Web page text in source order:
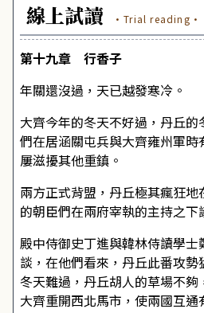
線上試讀 ·Trial reading·
第十九章 行香子
年關還沒過，天已越發寒冷。
大齊今年的冬天不好過，丹丘
們在居涵關屯兵與大齊雍州軍
屢滋擾其他重鎮。
兩方正式背盟，丹丘極其瘋狂
的朝臣們在兩府宰執的主持之下
殿中侍御史丁進與韓林侍讀學士
談，在他們看來，丹丘此番攻
冬天難過，丹丘胡人的草場不
大齊重開西北馬市，使兩國互